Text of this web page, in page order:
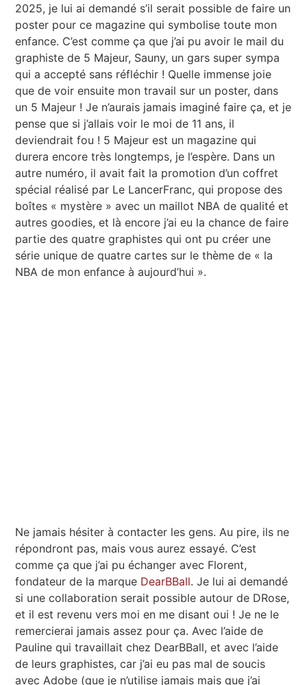
2025, je lui ai demandé s’il serait possible de faire un
poster pour ce magazine qui symbolise toute mon
enfance. C’est comme ça que j’ai pu avoir le mail du
graphiste de 5 Majeur, Sauny, un gars super sympa
qui a accepté sans réfléchir ! Quelle immense joie
que de voir ensuite mon travail sur un poster, dans
un 5 Majeur ! Je n’aurais jamais imaginé faire ça, et je
pense que si j’allais voir le moi de 11 ans, il
deviendrait fou ! 5 Majeur est un magazine qui
durera encore très longtemps, je l’espère. Dans un
autre numéro, il avait fait la promotion d’un coffret
spécial réalisé par Le LancerFranc, qui propose des
boîtes « mystère » avec un maillot NBA de qualité et
autres goodies, et là encore j’ai eu la chance de faire
partie des quatre graphistes qui ont pu créer une
série unique de quatre cartes sur le thème de « la
NBA de mon enfance à aujourd’hui ».
Ne jamais hésiter à contacter les gens. Au pire, ils ne
répondront pas, mais vous aurez essayé. C’est
comme ça que j’ai pu échanger avec Florent,
fondateur de la marque DearBBall. Je lui ai demandé
si une collaboration serait possible autour de DRose,
et il est revenu vers moi en me disant oui ! Je ne le
remercierai jamais assez pour ça. Avec l’aide de
Pauline qui travaillait chez DearBBall, et avec l’aide
de leurs graphistes, car j’ai eu pas mal de soucis
avec Adobe (que je n’utilise jamais mais que j’ai